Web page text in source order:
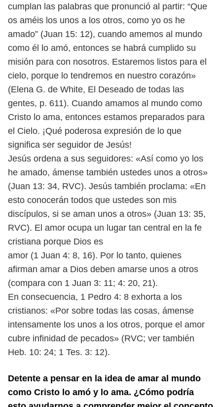
cumplan las palabras que pronunció al partir: “Que
os améis los unos a los otros, como yo os he
amado” (Juan 15: 12), cuando amemos al mundo
como él
lo amó, entonces se habrá cumplido su
misión para con nosotros. Estaremos listos para el
cielo, porque lo tendremos en nuestro corazón»
(Elena G. de White, El Deseado de todas las
gentes, p. 611). Cuando amamos al mundo como
Cristo lo ama, entonces estamos preparados para
el Cielo. ¡Qué poderosa expresión de lo que
significa ser seguidor de Jesús!
Jesús ordena a sus seguidores: «Así como yo los
he amado, ámense también ustedes unos a otros»
(Juan 13: 34, RVC). Jesús también proclama: «En
esto conocerán todos que ustedes son mis
discípulos, si se aman unos a otros» (Juan 13: 35,
RVC). El amor ocupa un lugar tan central en la fe
cristiana porque Dios es
amor (1 Juan 4: 8, 16). Por lo tanto, quienes
afirman amar a Dios deben amarse unos a otros
(compara con 1 Juan 3: 11; 4: 20, 21).
En consecuencia, 1 Pedro 4: 8 exhorta a los
cristianos: «Por sobre todas las cosas, ámense
intensamente los unos a los otros, porque el amor
cubre infinidad de pecados» (RVC; ver también
Heb. 10: 24; 1 Tes. 3: 12).
Detente a pensar en la idea de amar al mundo
como Cristo lo amó y lo ama. ¿Cómo podría